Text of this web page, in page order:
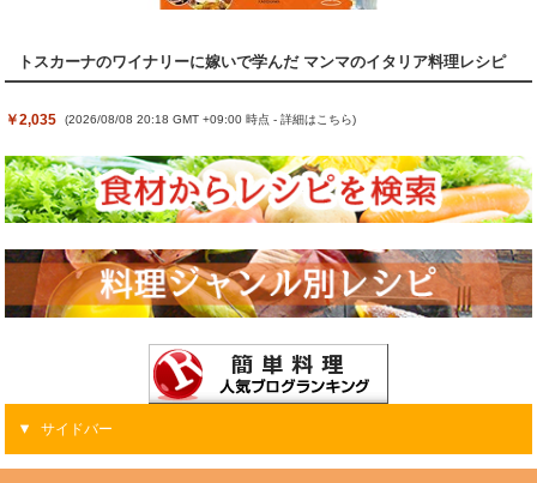
トスカーナのワイナリーに嫁いで学んだ マンマのイタリア料理レシピ
￥2,035 (2026/08/08 20:18 GMT +09:00 時点 - 詳細はこちら)
サイドバー